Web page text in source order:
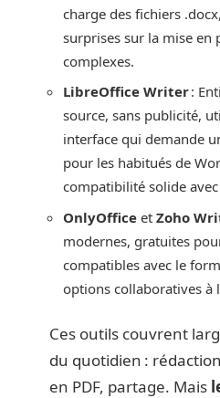
charge des fichiers
surprises sur la mise en
complexes.
LibreOffice Writer:
source, sans publicité,
interface qui demande
pour les habitués de
compatibilité solide
OnlyOffice et Zoho
modernes, gratuites
compatibles avec le
options collaboratives à
Ces outils couvrent
du quotidien :
en PDF, partage. Mais